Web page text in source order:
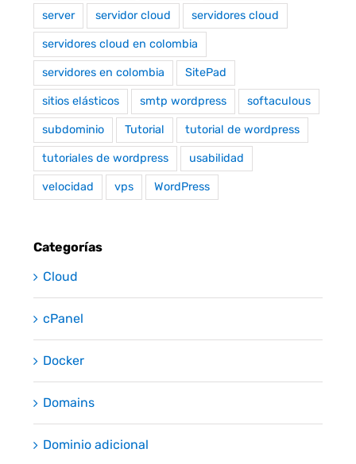
server servidor cloud servidores cloud
servidores cloud en colombia
servidores en colombia SitePad
sitios elásticos smtp wordpress softaculous
subdominio Tutorial tutorial de wordpress
tutoriales de wordpress usabilidad
velocidad vps WordPress
Categorías
Cloud
cPanel
Docker
Domains
Dominio adicional